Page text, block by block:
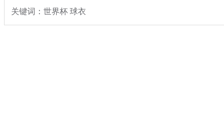
关键词：世界杯 球衣